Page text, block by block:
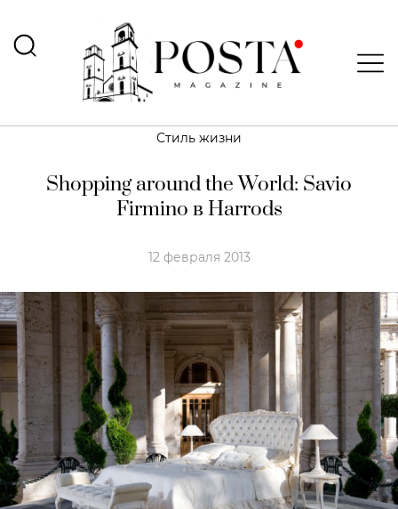
Стиль жизни
Shopping around the World: Savio
Firmino в Harrods
12 февраля 2013